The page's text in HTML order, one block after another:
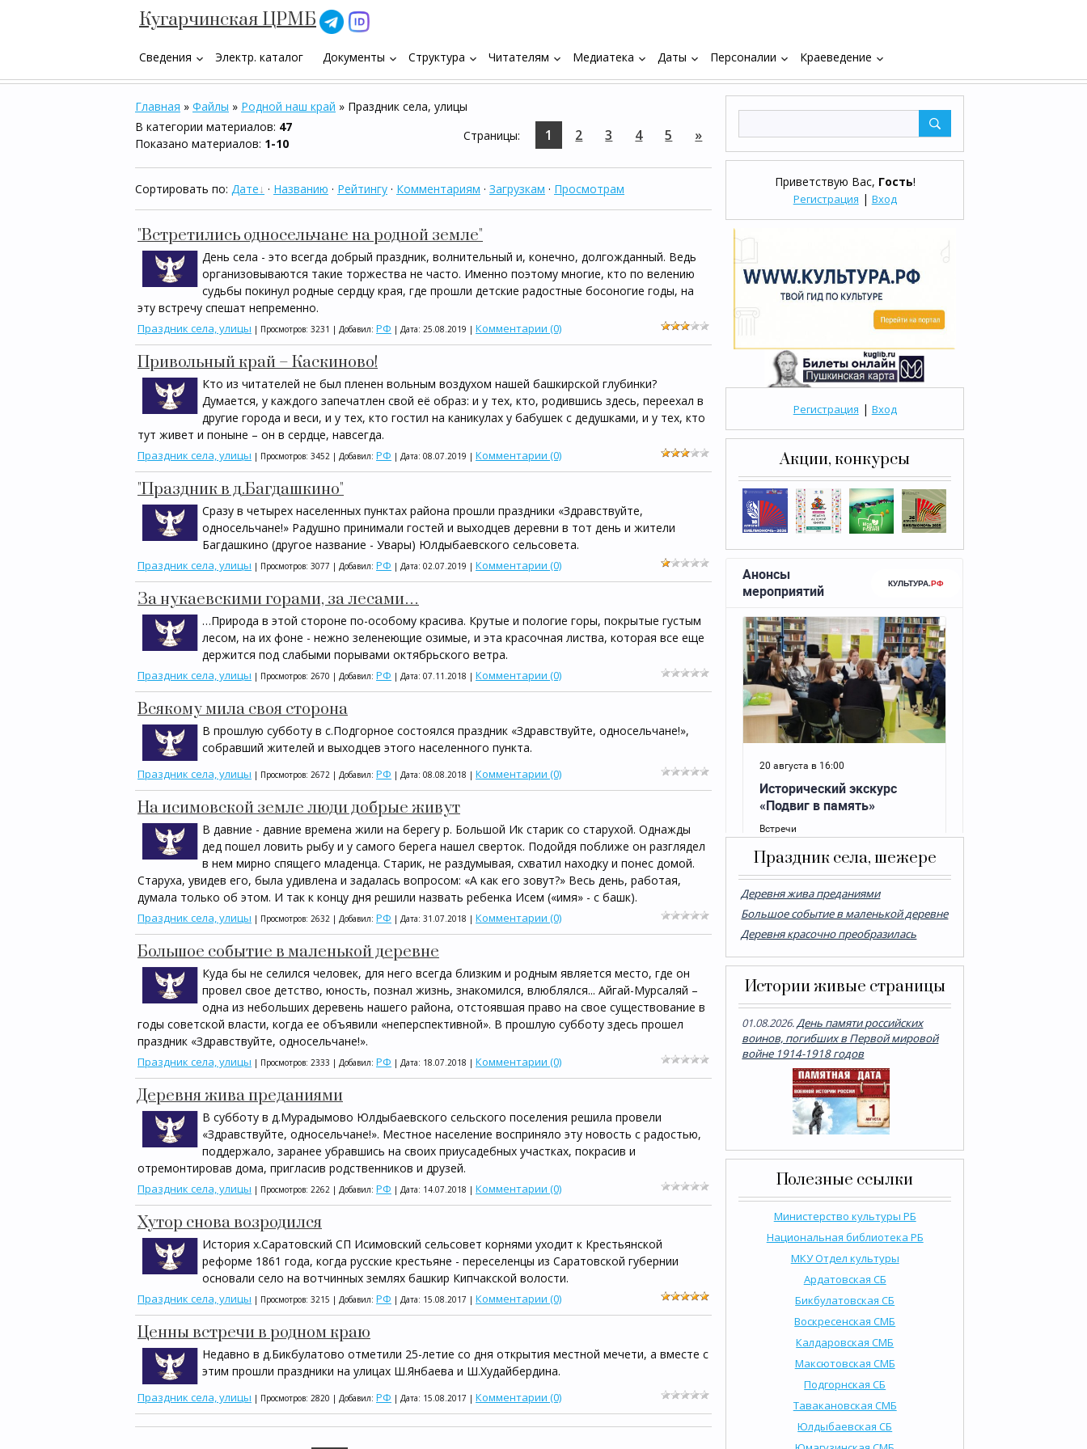
Кугарчинская ЦРМБ
Сведения keyboard_arrow_down Электр. каталог Документы keyboard_arrow_down Структура keyboard_arrow_down Читателям keyboard_arrow_down Медиатека keyboard_arrow_down Даты keyboard_arrow_down Персоналии keyboard_arrow_down Краеведение keyboard_arrow_down
Приветствую Вас, Гость!
Регистрация | Вход
Регистрация | Вход
Акции, конкурсы
Праздник села, шежере
Деревня жива преданиями
Большое событие в маленькой деревне
Деревня красочно преобразилась
Истории живые страницы
01.08.2026.День памяти российских
воинов, погибших в Первой мировой
войне 1914-1918 годов
Полезные ссылки
Министерство культуры РБ
Национальная библиотека РБ
МКУ Отдел культуры
Ардатовская СБ
Бикбулатовская СБ
Воскресенская СМБ
Калдаровская СМБ
Максютовская СМБ
Подгорнская СБ
Тавакановская СМБ
Юлдыбаевская СБ
Главная » Файлы » Родной наш край » Праздник села, улицы
В категории материалов: 47
Показано материалов: 1-10
Страницы: 1 2 3 4 5 »
Сортировать по: Дате · Названию · Рейтингу · Комментариям · Загрузкам · Просмотрам
"Встретились односельчане на родной земле"
День села - это всегда добрый праздник, волнительный и, конечно, долгожданный. Ведь
организовываются такие торжества не часто. Именно поэтому многие, кто по велению
судьбы покинул родные сердцу края, где прошли детские радостные босоногие годы, на
эту встречу спешат непременно.
Праздник села, улицы | Просмотров: 3231 | Добавил: РФ | Дата: 25.08.2019 | Комментарии (0)
Привольный край – Каскиново!
Кто из читателей не был пленен вольным воздухом нашей башкирской глубинки?
Думается, у каждого запечатлен свой её образ: и у тех, кто, родившись здесь, переехал в
другие города и веси, и у тех, кто гостил на каникулах у бабушек с дедушками, и у тех, кто
тут живет и поныне – он в сердце, навсегда.
Праздник села, улицы | Просмотров: 3452 | Добавил: РФ | Дата: 08.07.2019 | Комментарии (0)
"Праздник в д.Багдашкино"
Сразу в четырех населенных пунктах района прошли праздники «Здравствуйте,
односельчане!» Радушно принимали гостей и выходцев деревни в тот день и жители
Багдашкино (другое название - Увары) Юлдыбаевского сельсовета.
Праздник села, улицы | Просмотров: 3077 | Добавил: РФ | Дата: 02.07.2019 | Комментарии (0)
За нукаевскими горами, за лесами…
…Природа в этой стороне по-особому красива. Крутые и пологие горы, покрытые густым
лесом, на их фоне - нежно зеленеющие озимые, и эта красочная листва, которая все еще
держится под слабыми порывами октябрьского ветра.
Праздник села, улицы | Просмотров: 2670 | Добавил: РФ | Дата: 07.11.2018 | Комментарии (0)
Всякому мила своя сторона
В прошлую субботу в с.Подгорное состоялся праздник «Здравствуйте, односельчане!»,
собравший жителей и выходцев этого населенного пункта.
Праздник села, улицы | Просмотров: 2672 | Добавил: РФ | Дата: 08.08.2018 | Комментарии (0)
На исимовской земле люди добрые живут
В давние - давние времена жили на берегу р. Большой Ик старик со старухой. Однажды
дед пошел ловить рыбу и у самого берега нашел сверток. Подойдя поближе он разглядел
в нем мирно спящего младенца. Старик, не раздумывая, схватил находку и понес домой.
Старуха, увидев его, была удивлена и задалась вопросом: «А как его зовут?» Весь день, работая,
думала только об этом. И так к концу дня решили назвать ребенка Исем («имя» - с башк).
Праздник села, улицы | Просмотров: 2632 | Добавил: РФ | Дата: 31.07.2018 | Комментарии (0)
Большое событие в маленькой деревне
Куда бы не селился человек, для него всегда близким и родным является место, где он
провел свое детство, юность, познал жизнь, знакомился, влюблялся... Айгай-Мурсаляй –
одна из небольших деревень нашего района, отстоявшая право на свое существование в
годы советской власти, когда ее объявили «неперспективной». В прошлую субботу здесь прошел
праздник «Здравствуйте, односельчане!».
Праздник села, улицы | Просмотров: 2333 | Добавил: РФ | Дата: 18.07.2018 | Комментарии (0)
Деревня жива преданиями
В субботу в д.Мурадымово Юлдыбаевского сельского поселения решила провели
«Здравствуйте, односельчане!». Местное население восприняло эту новость с радостью,
поддержало, заранее убравшись на своих приусадебных участках, покрасив и
отремонтировав дома, пригласив родственников и друзей.
Праздник села, улицы | Просмотров: 2262 | Добавил: РФ | Дата: 14.07.2018 | Комментарии (0)
Хутор снова возродился
История х.Саратовский СП Исимовский сельсовет корнями уходит к Крестьянской
реформе 1861 года, когда русские крестьяне - переселенцы из Саратовской губернии
основали село на вотчинных землях башкир Кипчакской волости.
Праздник села, улицы | Просмотров: 3215 | Добавил: РФ | Дата: 15.08.2017 | Комментарии (0)
Ценны встречи в родном краю
Недавно в д.Бикбулатово отметили 25-летие со дня открытия местной мечети, а вместе с
этим прошли праздники на улицах Ш.Янбаева и Ш.Худайбердина.
Праздник села, улицы | Просмотров: 2820 | Добавил: РФ | Дата: 15.08.2017 | Комментарии (0)